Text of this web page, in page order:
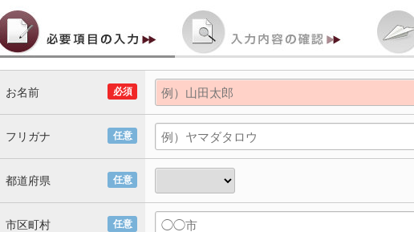
必須
お名前
任意
フリガナ
任意
都道府県
任意
市区町村